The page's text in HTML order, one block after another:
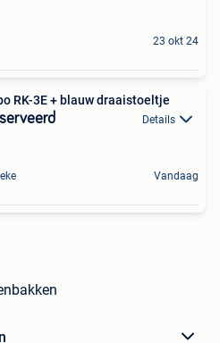
23 okt 24
RK-3E + blauw draaistoeltje
Details
Vandaag